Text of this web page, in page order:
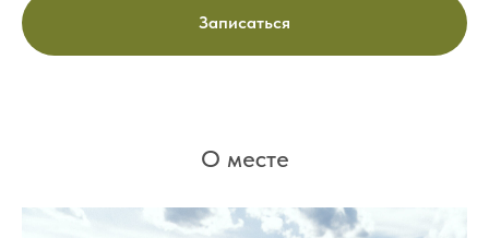
Записаться
О месте